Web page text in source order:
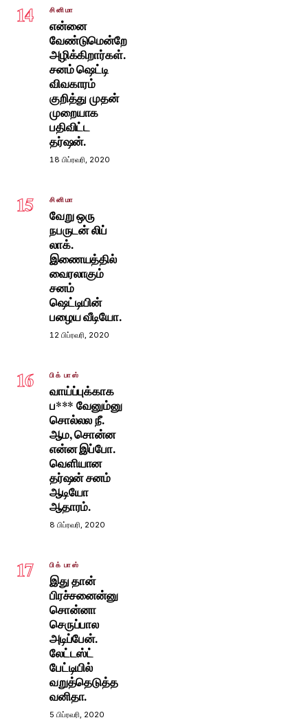
14 சினிமா
என்னை
வேண்டுமென்றே
அழிக்கிறார்கள்.
சனம் ஷெட்டி
விவகாரம்
குறித்து முதன்
முறையாக
பதிவிட்ட
தர்ஷன்.
18 பிப்ரவரி, 2020
15 சினிமா
வேறு ஒரு
நபருடன் லிப்
லாக்.
இணையத்தில்
வைரலாகும்
சனம்
ஷெட்டியின்
பழைய வீடியோ.
12 பிப்ரவரி, 2020
16 பிக் பாஸ்
வாய்ப்புக்காக
ப*** வேனும்னு
சொல்லல நீ.
ஆம, சொன்ன
என்ன இப்போ.
வெளியான
தர்ஷன் சனம்
ஆடியோ
ஆதாரம்.
8 பிப்ரவரி, 2020
17 பிக் பாஸ்
இது தான்
பிரச்சனைன்னு
சொன்னா
செருப்பால
அடிப்பேன்.
லேட்டஸ்ட்
பேட்டியில்
வறுத்தெடுத்த
வனிதா.
5 பிப்ரவரி, 2020